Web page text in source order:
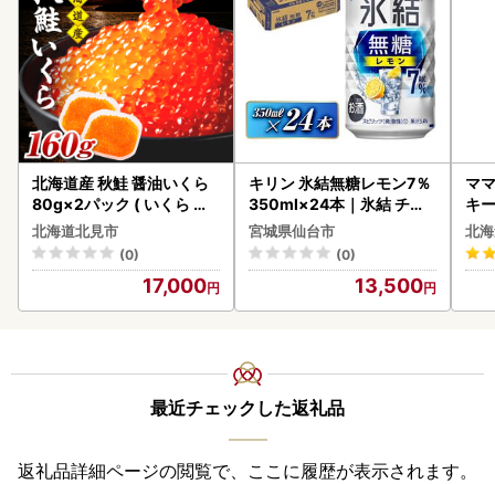
北海道産 秋鮭 醤油いくら
80g×2パック ( いくら イ
クラ 魚卵 鮭 サケ さけ 鮭い
くら 醤油漬け パック 北海
道産 ふるさと納税 秋鮭 )【
北海道北見市
(0)
17,000
キリン 氷結無糖レモン7％
350ml×24本｜氷結 チュ
ーハイ 仙台市
宮城県仙台市
(0)
13,500
マ
キ
ズ
0
北
最近チェックした返礼品
返礼品詳細ページの閲覧で、ここに履歴が表示されます。